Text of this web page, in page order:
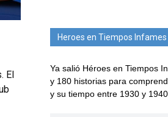
El
Heroes en Tiempos Infames
Ya salió Héroes en Tiempos
y 180 historias para
y su tiempo entre 1930 y 1940.